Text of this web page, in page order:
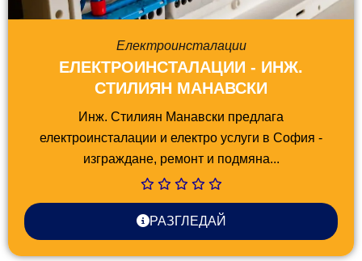
Електроинсталации
ЕЛЕКТРОИНСТАЛАЦИИ - ИНЖ.
СТИЛИЯН МАНАВСКИ
Инж. Стилиян Манавски предлага
електроинсталации и електро услуги в София -
изграждане, ремонт и подмяна...
РАЗГЛЕДАЙ